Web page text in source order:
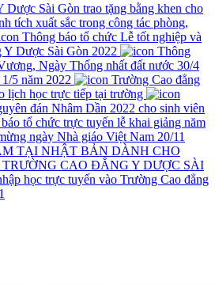
Dược Sài Gòn trao tặng bằng khen cho
tích xuất sắc trong công tác phòng,
Thông báo tổ chức Lễ tốt nghiệp và
Y Dược Sài Gòn 2022
Thông
Ngày Thống nhất đất nước 30/4
5 năm 2022
Trường Cao đẳng
lịch học trực tiếp tại trường
đán Nhâm Dần 2022 cho sinh viên
tổ chức trực tuyến lễ khai giảng năm
ngày Nhà giáo Việt Nam 20/11
TẠI NHẬT BẢN DÀNH CHO
CAO ĐẲNG Y DƯỢC SÀI
học trực tuyến vào Trường Cao đẳng